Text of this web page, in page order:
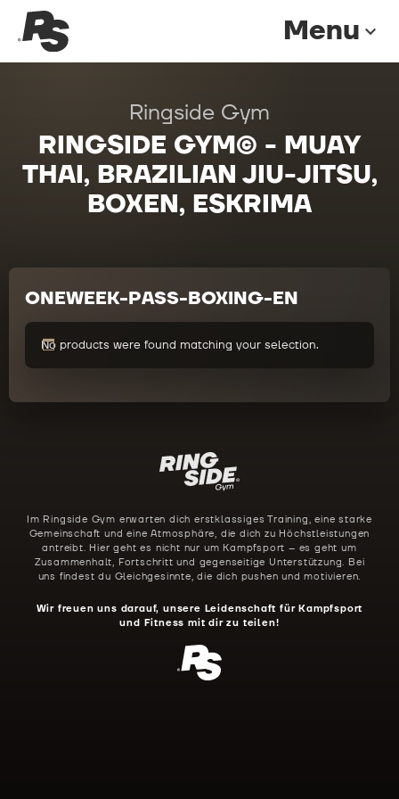
Menu expand_more
Ringside Gym
RINGSIDE GYM© - MUAY
THAI, BRAZILIAN JIU-JITSU,
BOXEN, ESKRIMA
ONEWEEK-PASS-BOXING-EN
No products were found matching your selection.
Im Ringside Gym erwarten dich erstklassiges Training, eine starke
Gemeinschaft und eine Atmosphäre, die dich zu Höchstleistungen
antreibt. Hier geht es nicht nur um Kampfsport – es geht um
Zusammenhalt, Fortschritt und gegenseitige Unterstützung. Bei
uns findest du Gleichgesinnte, die dich pushen und motivieren.
Wir freuen uns darauf, unsere Leidenschaft für Kampfsport
und Fitness mit dir zu teilen!